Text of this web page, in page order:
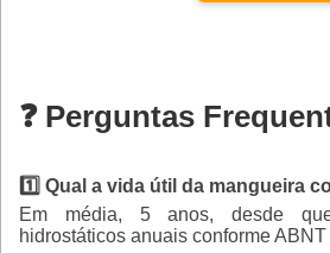
❓ Perguntas
1️⃣ Qual a vida útil da mangueira
Em média, 5 anos, desde
hidrostáticos anuais conforme